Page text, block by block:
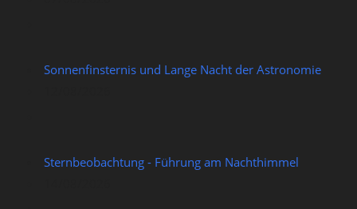
Sonnenfinsternis und Lange Nacht der Astronomie
Sternbeobachtung - Führung am Nachthimmel